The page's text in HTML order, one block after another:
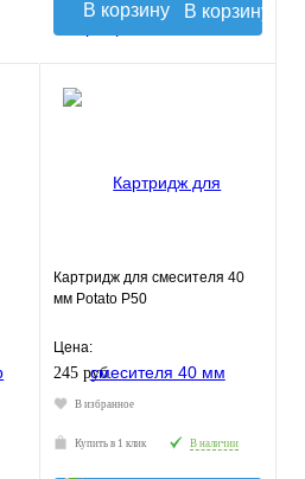
В корзину
Картридж для смесителя 40
мм Potato Р50
Цена:
245 руб.
В избранное
Купить в 1 клик В наличии